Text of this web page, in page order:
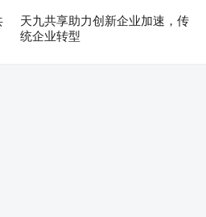
天九共享助力创新企业加速，传
统企业转型